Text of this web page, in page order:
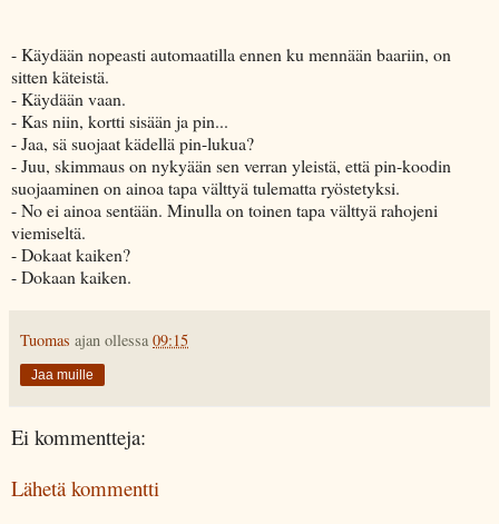
- Käydään nopeasti automaatilla ennen ku mennään baariin, on
sitten käteistä.
- Käydään vaan.
- Kas niin, kortti sisään ja pin...
- Jaa, sä suojaat kädellä pin-lukua?
- Juu, skimmaus on nykyään sen verran yleistä, että pin-koodin
suojaaminen on ainoa tapa välttyä tulematta ryöstetyksi.
- No ei ainoa sentään. Minulla on toinen tapa välttyä rahojeni
viemiseltä.
- Dokaat kaiken?
- Dokaan kaiken.
Tuomas ajan ollessa 09:15
Jaa muille
Ei kommentteja:
Lähetä kommentti